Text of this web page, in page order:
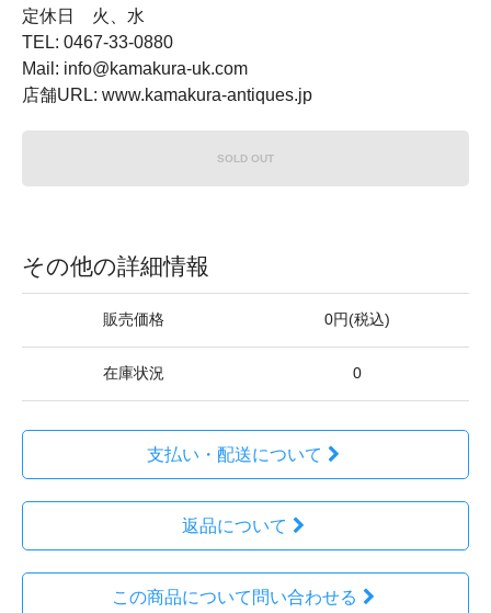
定休日 火、水
TEL: 0467-33-0880
Mail: info@kamakura-uk.com
店舗URL: www.kamakura-antiques.jp
SOLD OUT
その他の詳細情報
販売価格 0円(税込)
在庫状況 0
支払い・配送について
返品について
この商品について問い合わせる